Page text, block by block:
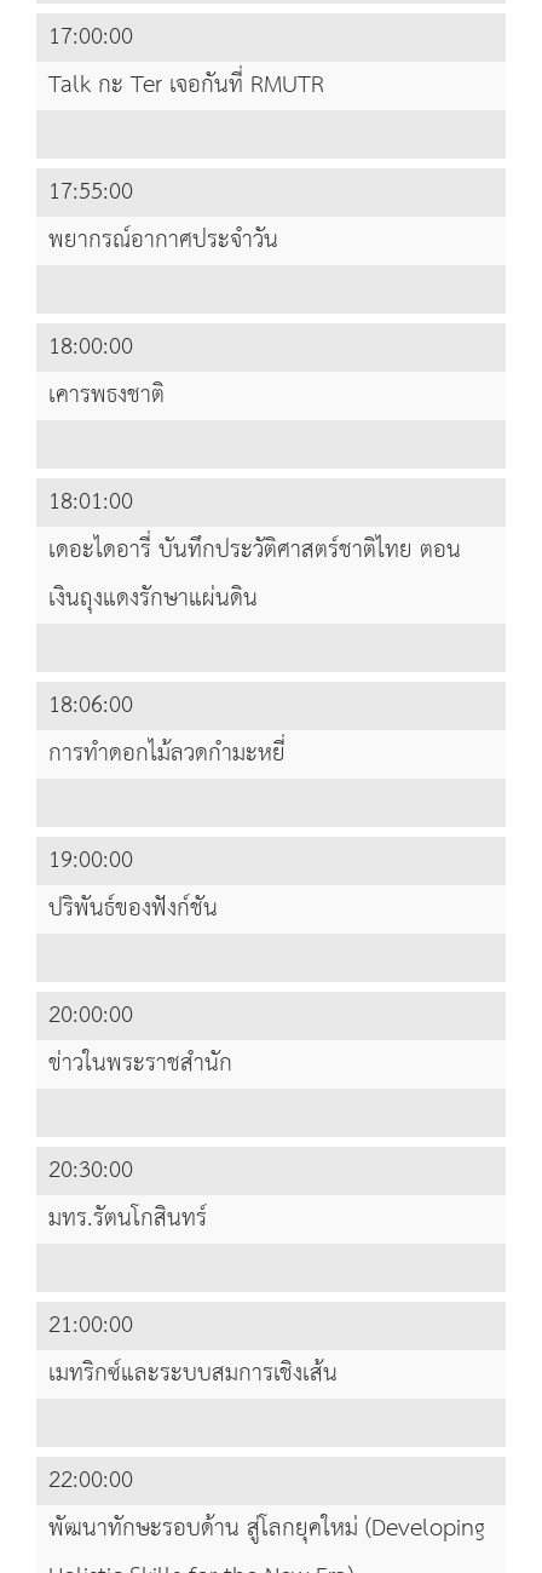
17:00:00
Talk กะ Ter เจอกันที่ RMUTR
17:55:00
พยากรณ์อากาศประจำวัน
18:00:00
เคารพธงชาติ
18:01:00
เดอะไดอารี่ บันทึกประวัติศาสตร์ชาติไทย ตอน
เงินถุงแดงรักษาแผ่นดิน
18:06:00
การทำดอกไม้ลวดกำมะหยี่
19:00:00
ปริพันธ์ของฟังก์ชัน
20:00:00
ข่าวในพระราชสำนัก
20:30:00
มทร.รัตนโกสินทร์
21:00:00
เมทริกซ์และระบบสมการเชิงเส้น
22:00:00
พัฒนาทักษะรอบด้าน สู่โลกยุคใหม่ (Developing